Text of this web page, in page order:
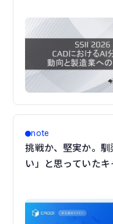
note
挑戦か、堅実か。
い」と思っていた